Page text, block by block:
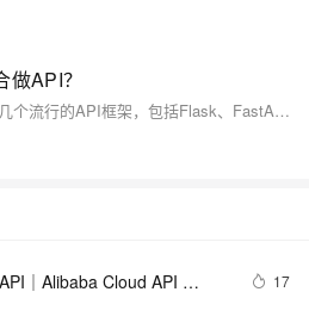
API？
本文介绍了Python生态系统中几个流行的API框架，包括Flask、FastAPI、Django Rest Framework（DRF）、Falcon和Tornado。每个框架都有其独特的优势和适用场景。Flask轻量灵活，适合小型项目；FastAPI高性能且自动生成文档，适合需要高吞吐量的API；DRF功能强大，适合复杂应用；Falcon高性能低延迟，适合快速API开发；Tornado异步非阻塞，适合高并发场景。文章通过示例代码和优缺点分析，帮助开发者根据项目需求选择合适的框架。
｜Alibaba Cloud API
17